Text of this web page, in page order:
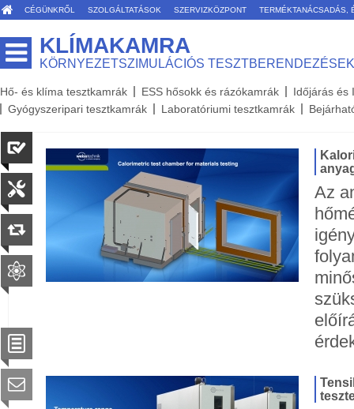
CÉGÜNKRŐL SZOLGÁLTATÁSOK SZERVIZKÖZPONT TERMÉKTANÁCSADÁS,
KLÍMAKAMRA
KÖRNYEZETSZIMULÁCIÓS TESZTBERENDEZÉSEK
Hő- és klíma tesztkamrák ESS hősokk és rázókamrák
Időjárás és
Gyógyszeripari tesztkamrák
Laboratóriumi tesztkamrák
Az